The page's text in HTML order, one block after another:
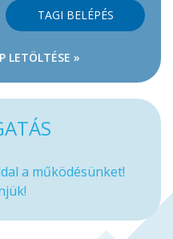
TAGI BELÉPÉS
LETÖLTÉSE »
a működésünket!